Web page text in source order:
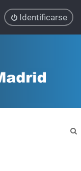
Identificarse